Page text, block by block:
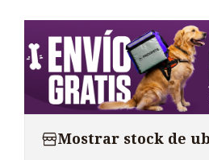
Mostrar stock de